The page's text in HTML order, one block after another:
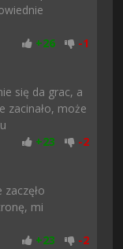
+26 -1
się da grac, a
zacinało, może
+23 -2
mi
+23 -2